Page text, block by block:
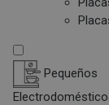
Pequeños